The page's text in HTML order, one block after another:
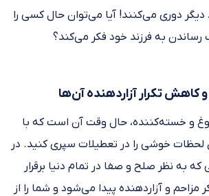
دیگر دوری می‌کنند! آیا می‌توان حال کسی را
به فرزند خود فکر می‌کند؟
کاهش تکرار آزاردهنده آن‌ها
و خسته‌کننده، حال وقت آن است که با
لحظات خوشی را در تعطیلات سپری کنید. در
به نظر صلح و صفا در تمام دنیا برقرار
و آزاردهنده پیدا می‌شود و شما را از